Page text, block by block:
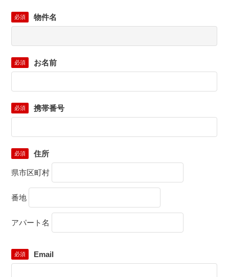
必須 物件名
必須 お名前
必須 携帯番号
必須 住所
県市区町村
番地
アパート名
必須 Email